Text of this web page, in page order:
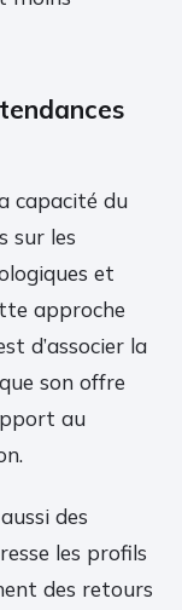
capacité du
sur les
et
approche
d’associer la
son offre
au
des
les profils
des retours